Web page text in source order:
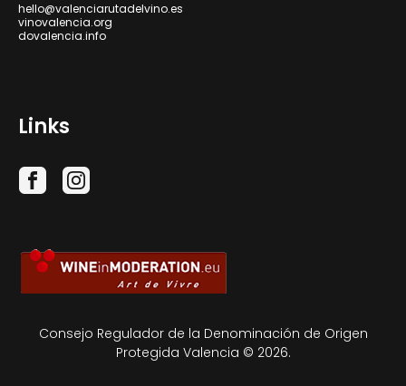
hello@valenciarutadelvino.es
vinovalencia.org
dovalencia.info
Links
Consejo Regulador de la Denominación de Origen
Protegida Valencia © 2026.